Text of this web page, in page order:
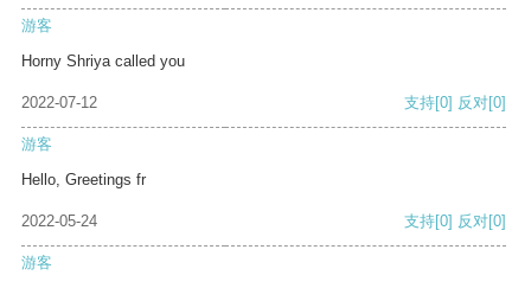
游客
Horny Shriya called you
2022-07-12 支持[0] 反对[0]
游客
Hello, Greetings fr
2022-05-24 支持[0] 反对[0]
游客